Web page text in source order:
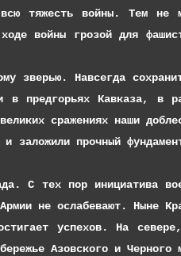
тяжесть войны. Тем не
войны грозой для
Навсегда
в предгорьях Кавказа, в
сражениях наши
заложили прочный
С тех пор инициатива
не ослабевают. Ныне
успехов. На
Азовского и Черного